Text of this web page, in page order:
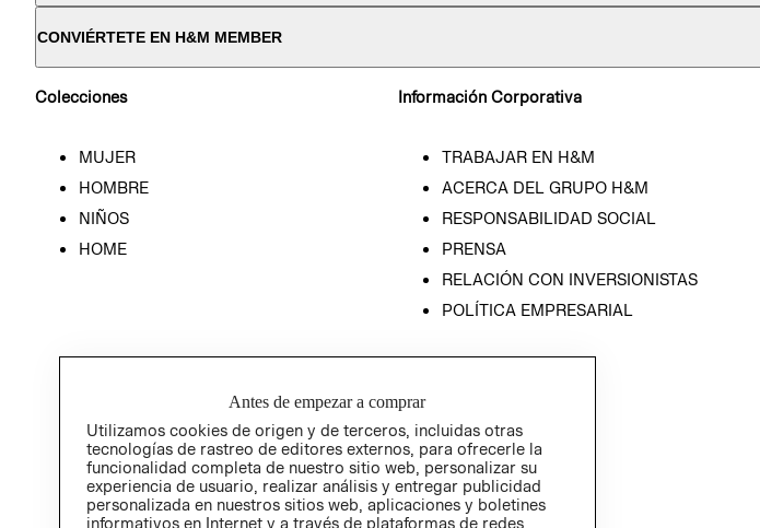
CONVIÉRTETE EN H&M MEMBER
Colecciones
MUJER
HOMBRE
NIÑOS
HOME
Información Corporativa
TRABAJAR EN H&M
ACERCA DEL GRUPO H&M
RESPONSABILIDAD SOCIAL
PRENSA
RELACIÓN CON INVERSIONISTAS
POLÍTICA EMPRESARIAL
Antes de empezar a comprar
Utilizamos cookies de origen y de terceros, incluidas otras
tecnologías de rastreo de editores externos, para ofrecerle la
funcionalidad completa de nuestro sitio web, personalizar su
experiencia de usuario, realizar análisis y entregar publicidad
personalizada en nuestros sitios web, aplicaciones y boletines
informativos en Internet y a través de plataformas de redes